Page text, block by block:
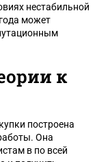
нестабильной
может
к
построена
Она
в по всей